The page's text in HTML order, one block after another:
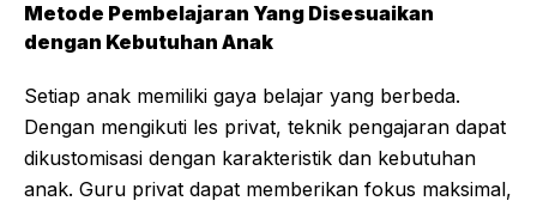
Metode Pembelajaran Yang Disesuaikan
dengan Kebutuhan Anak
Setiap anak memiliki gaya belajar yang berbeda.
Dengan mengikuti les privat, teknik pengajaran dapat
dikustomisasi dengan karakteristik dan kebutuhan
anak. Guru privat dapat memberikan fokus maksimal,